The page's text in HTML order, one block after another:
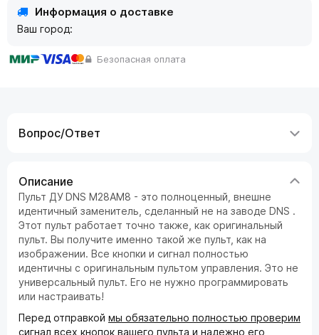
Информация о доставке
Ваш город:
Безопасная оплата
Вопрос/Ответ
Описание
Пульт ДУDNS M28AM8 - это полноценный, внешне
идентичный заменитель, сделанный не на заводе DNS .
Этот пульт работает точно также, как оригинальный
пульт. Вы получите именно такой же пульт, как на
изображении. Все кнопки и сигнал полностью
идентичны с оригинальным пультом управления. Это не
универсальный пульт. Его не нужно программировать
или настраивать!
Перед отправкой мы обязательно полностью проверим
сигнал всех кнопок вашего пульта и надежно его